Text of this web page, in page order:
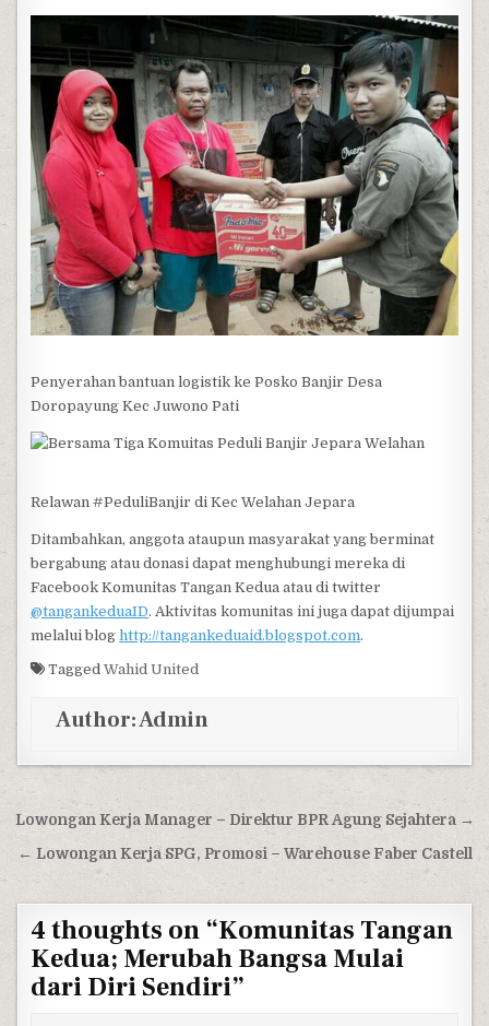
Penyerahan bantuan logistik ke Posko Banjir Desa
Doropayung Kec Juwono Pati
Relawan #PeduliBanjir di Kec Welahan Jepara
Ditambahkan, anggota ataupun masyarakat yang berminat
bergabung atau donasi dapat menghubungi mereka di
Facebook Komunitas Tangan Kedua atau di twitter
@tangankeduaID. Aktivitas komunitas ini juga dapat dijumpai
melalui bloghttp://tangankeduaid.blogspot.com.
TaggedWahid United
Author:Admin
Post navigation
Lowongan Kerja Manager – Direktur BPR Agung Sejahtera →
← Lowongan Kerja SPG, Promosi – Warehouse Faber Castell
4 thoughts on “Komunitas Tangan
Kedua; Merubah Bangsa Mulai
dari Diri Sendiri”